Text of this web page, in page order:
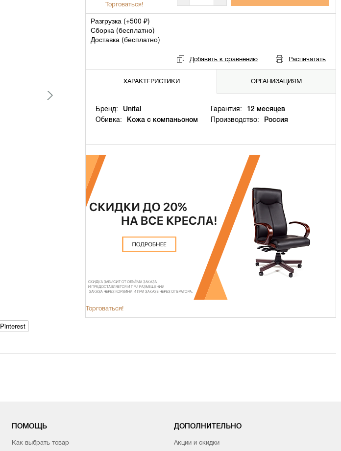
Торговаться!
Разгрузка (+500 ₽)
Сборка (бесплатно)
Доставка (бесплатно)
Добавить к сравнению Распечатать
ХАРАКТЕРИСТИКИ ОРГАНИЗАЦИЯМ
Бренд: Unital Гарантия:
12 месяцев
Обивка:
Кожа с компаньоном Производство: Россия
Торговаться!
Pinterest
ПОМОЩЬ
Как выбрать товар
ДОПОЛНИТЕЛЬНО
Акции и скидки